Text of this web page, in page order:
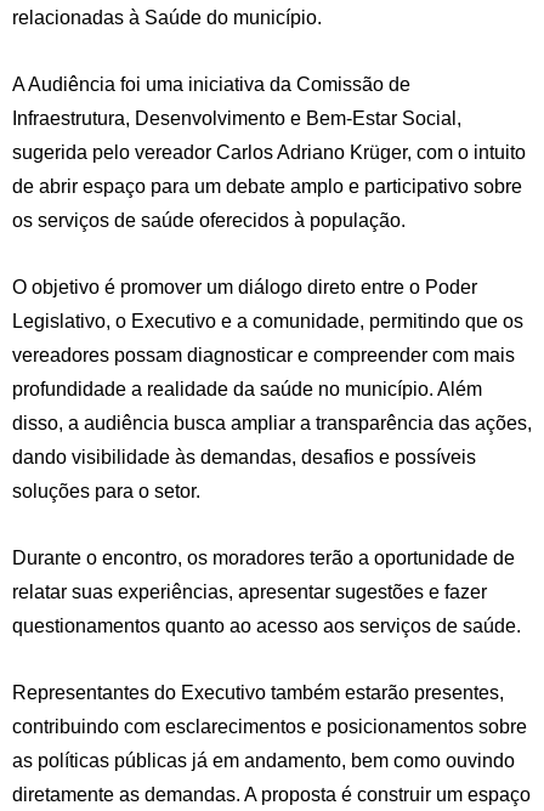
relacionadas à Saúde do município.
A Audiência foi uma iniciativa da Comissão de
Infraestrutura, Desenvolvimento e Bem-Estar Social,
sugerida pelo vereador Carlos Adriano Krüger, com o intuito
de abrir espaço para um debate amplo e participativo sobre
os serviços de saúde oferecidos à população.
O objetivo é promover um diálogo direto entre o Poder
Legislativo, o Executivo e a comunidade, permitindo que os
vereadores possam diagnosticar e compreender com mais
profundidade a realidade da saúde no município. Além
disso, a audiência busca ampliar a transparência das ações,
dando visibilidade às demandas, desafios e possíveis
soluções para o setor.
Durante o encontro, os moradores terão a oportunidade de
relatar suas experiências, apresentar sugestões e fazer
questionamentos quanto ao acesso aos serviços de saúde.
Representantes do Executivo também estarão presentes,
contribuindo com esclarecimentos e posicionamentos sobre
as políticas públicas já em andamento, bem como ouvindo
diretamente as demandas. A proposta é construir um espaço